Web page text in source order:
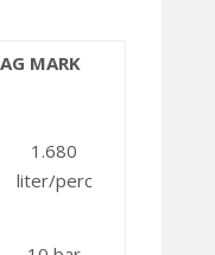
MARK
1.680
liter/perc